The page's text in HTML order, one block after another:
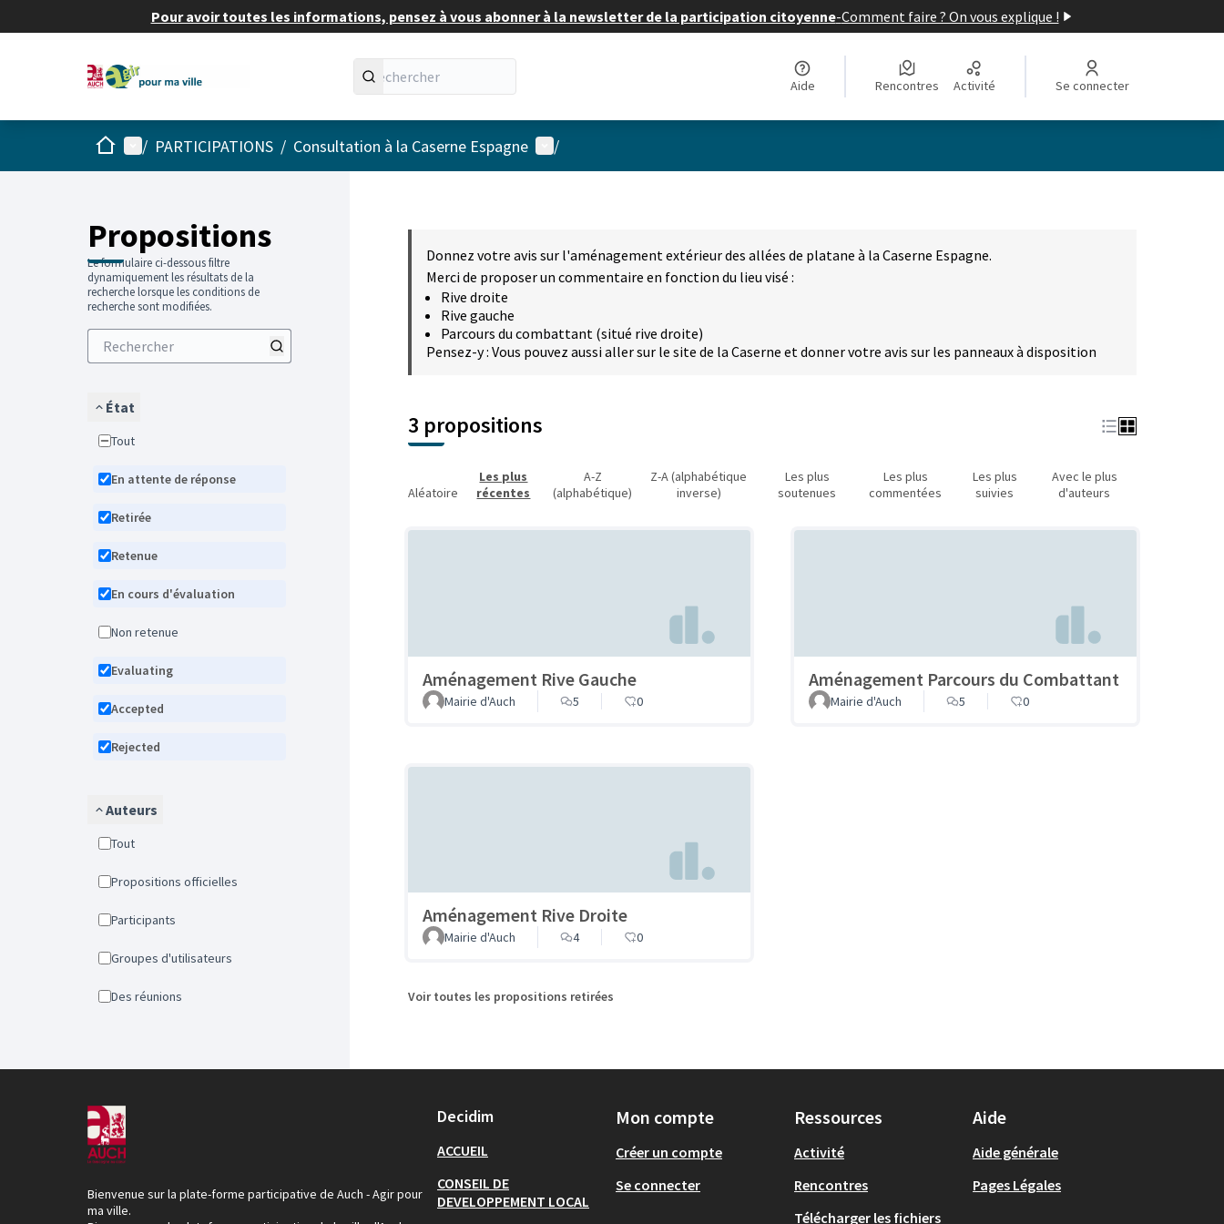
Pour avoir toutes les informations, pensez à vous abonner à la newsletter de la participation citoyenne-Comment faire ? On vous explique !
Aide Rencontres Activité Se connecter
AccueilMenu principal
/ PARTICIPATIONS / Consultation à la Caserne Espagne Menu utilisateur
/
Propositions
Le formulaire ci-dessous filtre
dynamiquement les résultats de la
recherche lorsque les conditions de
recherche sont modifiées.
État
Tout
En attente de réponse
Retirée
Retenue
En cours d'évaluation
Non retenue
Evaluating
Accepted
Rejected
Auteurs
Tout
Propositions officielles
Participants
Groupes d'utilisateurs
Des réunions
Donnez votre avis sur l'aménagement extérieur des allées de platane à la Caserne Espagne.
Merci de proposer un commentaire en fonction du lieu visé :
Rive droite
Rive gauche
Parcours du combattant (situé rive droite)
Pensez-y : Vous pouvez aussi aller sur le site de la Caserne et donner votre avis sur les panneaux à disposition
3 propositions
Aléatoire
Les plus
récentes
A-Z
(alphabétique)
Z-A (alphabétique
inverse)
Les plus
soutenues
Les plus
commentées
Les plus
suivies
Avec le plus
d'auteurs
Aménagement Rive Gauche
Mairie d'Auch 5 0
Aménagement Parcours du Combattant
Mairie d'Auch 5 0
Aménagement Rive Droite
Mairie d'Auch 4 0
Voir toutes les propositions retirées
Bienvenue sur la plate-forme participative de Auch - Agir pour
ma ville.
Decidim
ACCUEIL
CONSEIL DE
DEVELOPPEMENT LOCAL
Mon compte
Créer un compte
Se connecter
Ressources
Activité
Rencontres
Télécharger les fichiers
Aide
Aide générale
Pages Légales